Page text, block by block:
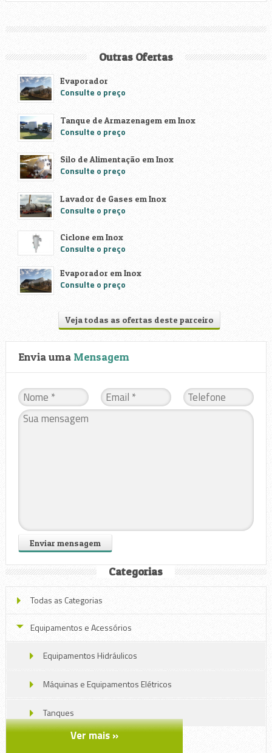
Outras Ofertas
Evaporador
Consulte o preço
Tanque de Armazenagem em Inox
Consulte o preço
Silo de Alimentação em Inox
Consulte o preço
Lavador de Gases em Inox
Consulte o preço
Ciclone em Inox
Consulte o preço
Evaporador em Inox
Consulte o preço
Veja todas as ofertas deste parceiro
Envia uma Mensagem
Categorias
Todas as Categorias
Equipamentos e Acessórios
Equipamentos Hidráulicos
Máquinas e Equipamentos Elétricos
Tanques
Ver mais »